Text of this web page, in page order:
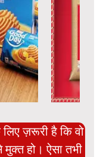
ज़रूरी है कि वो
हो। ऐसा तभी